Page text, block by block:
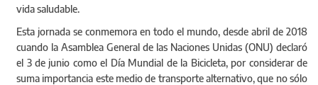
vida saludable.
Esta jornada se conmemora en todo el mundo, desde abril de 2018
cuando la Asamblea General de las Naciones Unidas (ONU) declaró
el 3 de junio como el Día Mundial de la Bicicleta, por considerar de
suma importancia este medio de transporte alternativo, que no sólo